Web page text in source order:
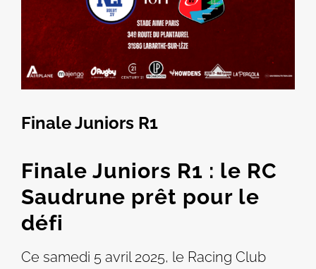
Finale Juniors R1
Finale Juniors R1 : le RC
Saudrune prêt pour le
défi
Ce samedi 5 avril 2025, le Racing Club